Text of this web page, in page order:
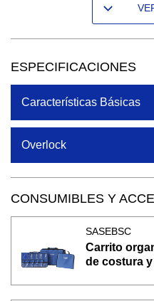
ESPECIFICACIONES
Características Básicas
Overlock
CONSUMIBLES Y
SASEBSC
Carrito
de costura